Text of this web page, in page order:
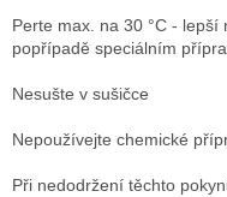
Perte max. na 30 °C -
popřípadě speciálním
Nesušte v sušičce
Nepoužívejte chemické
Při nedodržení těchto